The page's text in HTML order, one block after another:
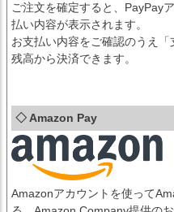
ご注文を確定すると、PayPay
払い内容が表示されます。
お支払い内容をご確認のうえ
残高から決済できます。
◇ Amazon Pay
Amazonアカウントを使って